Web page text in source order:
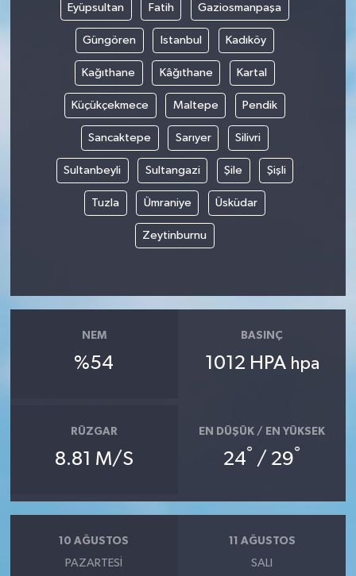
Eyüpsultan Fatih Gaziosmanpaşa
Güngören Istanbul Kadıköy
Kağıthane Kâğıthane Kartal
Küçükçekmece Maltepe Pendik
Sancaktepe Sarıyer Silivri
Sultanbeyli Sultangazi Şile Şişli
Tuzla Ümraniye Üsküdar
Zeytinburnu
NEM
%54
BASINÇ
1012 HPA hpa
RÜZGAR
8.81 M/S
EN DÜŞÜK / EN YÜKSEK
24° / 29°
10 AĞUSTOS
PAZARTESI
11 AĞUSTOS
SALI